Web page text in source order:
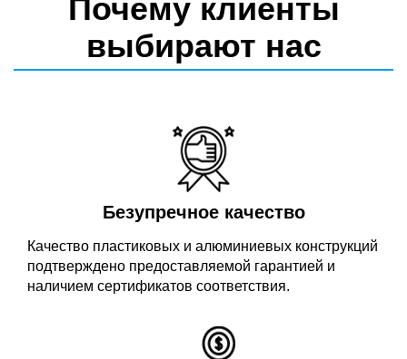
Почему клиенты
выбирают нас
Безупречное качество
Качество пластиковых и алюминиевых конструкций
подтверждено предоставляемой гарантией и
наличием сертификатов соответствия.